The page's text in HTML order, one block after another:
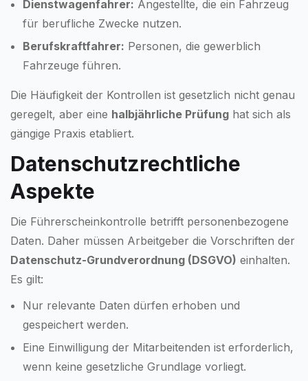
Dienstwagenfahrer: Angestellte, die ein Fahrzeug
für berufliche Zwecke nutzen.
Berufskraftfahrer: Personen, die gewerblich
Fahrzeuge führen.
Die Häufigkeit der Kontrollen ist gesetzlich nicht genau
geregelt, aber eine halbjährliche Prüfung hat sich als
gängige Praxis etabliert.
Datenschutzrechtliche
Aspekte
Die Führerscheinkontrolle betrifft personenbezogene
Daten. Daher müssen Arbeitgeber die Vorschriften der
Datenschutz-Grundverordnung (DSGVO) einhalten.
Es gilt:
Nur relevante Daten dürfen erhoben und
gespeichert werden.
Eine Einwilligung der Mitarbeitenden ist erforderlich,
wenn keine gesetzliche Grundlage vorliegt.